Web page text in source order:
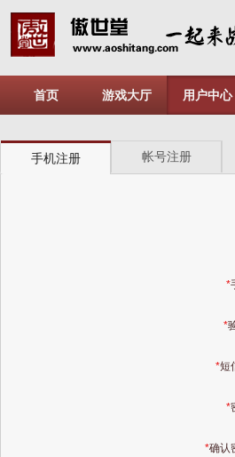
首页 游戏大厅 用户中心
手机注册 帐号注册
*
*
*短
*
*确认